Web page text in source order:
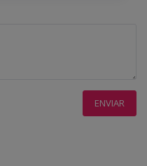
ENVIAR